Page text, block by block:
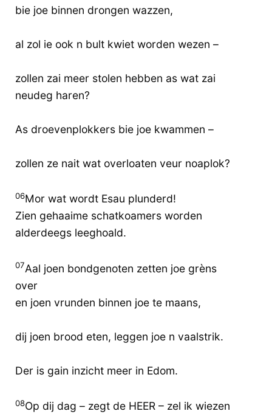
bie joe binnen drongen wazzen,
al zol ie ook n bult kwiet worden wezen –
zollen zai meer stolen hebben as wat zai
neudeg haren?
As droevenplokkers bie joe kwammen –
zollen ze nait wat overloaten veur noaplok?
06Mor wat wordt Esau plunderd!
Zien gehaaime schatkoamers worden
alderdeegs leeghoald.
07Aal joen bondgenoten zetten joe grèns
over
en joen vrunden binnen joe te maans,
dij joen brood eten, leggen joe n vaalstrik.
Der is gain inzicht meer in Edom.
08Op dij dag – zegt de HEER – zel ik wiezen